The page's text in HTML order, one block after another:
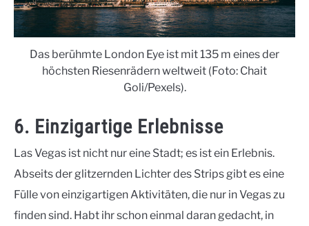
Das berühmte London Eye ist mit 135 m eines der
höchsten Riesenrädern weltweit (Foto: Chait
Goli/Pexels).
6. Einzigartige Erlebnisse
Las Vegas ist nicht nur eine Stadt; es ist ein Erlebnis.
Abseits der glitzernden Lichter des Strips gibt es eine
Fülle von einzigartigen Aktivitäten, die nur in Vegas zu
finden sind. Habt ihr schon einmal daran gedacht, in